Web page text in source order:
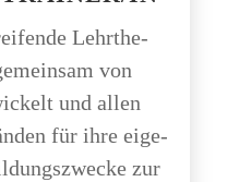
Lehr­the­
von
und allen
für ihre eige­
zur